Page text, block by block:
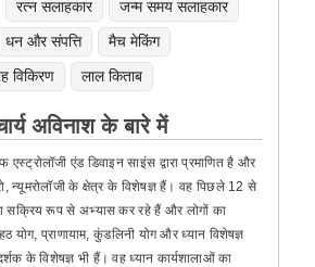
रत्न सलाहकार
जन्म समय सलाहकार
धन और संपत्ति
मैच मेकिंग
विकिरण लाल किताब
अविनाश के बारे में
एंड डिवाइन साइंस द्वारा प्रमाणित है और
न्यूमरोलॉजी के क्षेत्र के विशेषज्ञ हैं। वह पिछले 12 से
सक्रिय रूप से अभ्यास कर रहे हैं और लोगों का
योग, प्राणायाम, कुंडलिनी योग और ध्यान विशेषज्ञ
के विशेषज्ञ भी हैं। वह ध्यान कार्यशालाओं का